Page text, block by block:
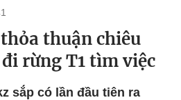
thuận chiêu
rừng T1 tìm việc
sắp có lần đầu tiên ra